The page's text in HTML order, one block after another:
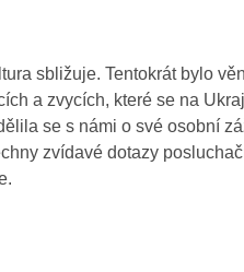
sbližuje. Tentokrát bylo
a zvycích, které se na
se s námi o své osobní
zvídavé dotazy